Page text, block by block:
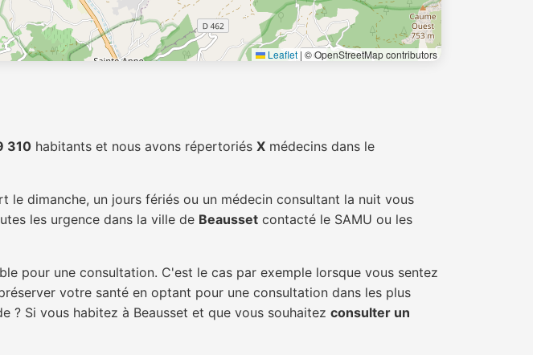
Leaflet | © OpenStreetMap contributors
310 habitants et nous avons répertoriés X médecins dans le
le dimanche, un jours fériés ou un médecin consultant la nuit vous
les urgence dans la ville de Beausset contacté le SAMU ou les
pour une consultation. C'est le cas par exemple lorsque vous sentez
votre santé en optant pour une consultation dans les plus
? Si vous habitez à Beausset et que vous souhaitez consulter un